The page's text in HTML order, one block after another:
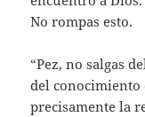
No rompas esto.
“Pez, no salgas
del conocimiento
precisamente la